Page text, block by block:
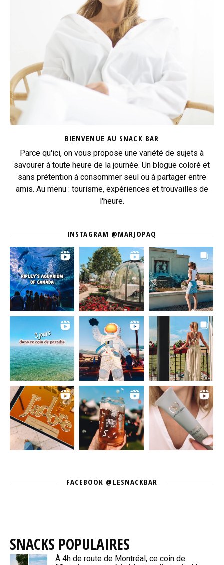
BIENVENUE AU SNACK BAR
Parce qu'ici, on vous propose une variété de sujets à
savourer à toute heure de la journée. Un blogue coloré et
sans prétention à consommer seul ou à partager entre
amis. Au menu : tourisme, expériences et trouvailles de
l'heure.
INSTAGRAM @MARJOPAQ
FACEBOOK @LESNACKBAR
SNACKS POPULAIRES
À 4h de route de Montréal, ce coin de